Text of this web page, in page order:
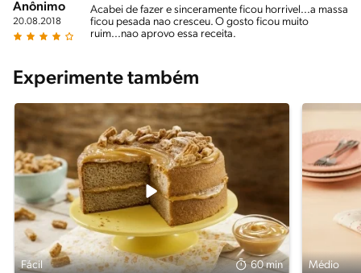
Anônimo
20.08.2018
Acabei de fazer e sinceramente ficou horrivel...a massa
ficou pesada nao cresceu. O gosto ficou muito
ruim...nao aprovo essa receita.
Experimente também
Fácil 60 min Médio